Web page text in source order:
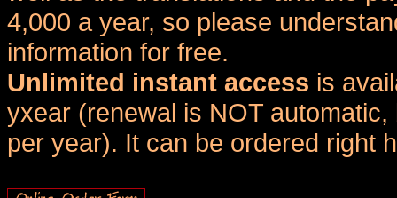
4,000 a year, so please
information for free.
Unlimited instant access is
yxear (renewal is NOT
per year). It can be ordered right